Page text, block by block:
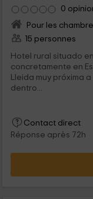
0
Pour les
15 personnes
Hotel rural situado
concretamente en
Lleida muy próxima
dentro...
Contact direct
Réponse après 72h